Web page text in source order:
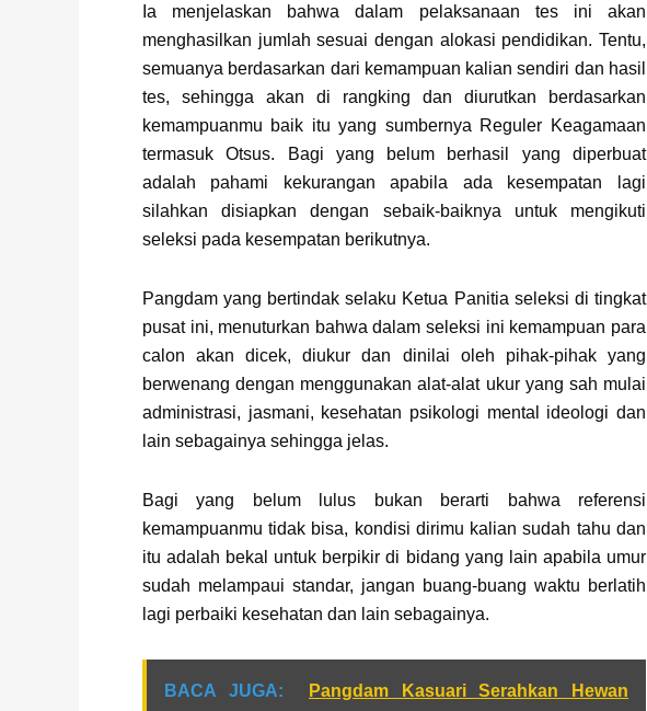
Ia menjelaskan bahwa dalam pelaksanaan tes ini akan
menghasilkan jumlah sesuai dengan alokasi pendidikan. Tentu,
semuanya berdasarkan dari kemampuan kalian sendiri dan hasil
tes, sehingga akan di rangking dan diurutkan berdasarkan
kemampuanmu baik itu yang sumbernya Reguler Keagamaan
termasuk Otsus. Bagi yang belum berhasil yang diperbuat
adalah pahami kekurangan apabila ada kesempatan lagi
silahkan disiapkan dengan sebaik-baiknya untuk mengikuti
seleksi pada kesempatan berikutnya.
Pangdam yang bertindak selaku Ketua Panitia seleksi di tingkat
pusat ini, menuturkan bahwa dalam seleksi ini kemampuan para
calon akan dicek, diukur dan dinilai oleh pihak-pihak yang
berwenang dengan menggunakan alat-alat ukur yang sah mulai
administrasi, jasmani, kesehatan psikologi mental ideologi dan
lain sebagainya sehingga jelas.
Bagi yang belum lulus bukan berarti bahwa referensi
kemampuanmu tidak bisa, kondisi dirimu kalian sudah tahu dan
itu adalah bekal untuk berpikir di bidang yang lain apabila umur
sudah melampaui standar, jangan buang-buang waktu berlatih
lagi perbaiki kesehatan dan lain sebagainya.
BACA JUGA:
Pangdam Kasuari Serahkan Hewan